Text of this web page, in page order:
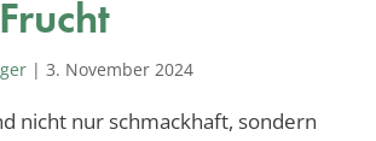
| 3. November 2024
nicht nur schmackhaft, sondern